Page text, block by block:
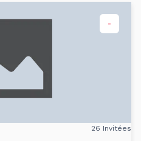
-
26 Invitées